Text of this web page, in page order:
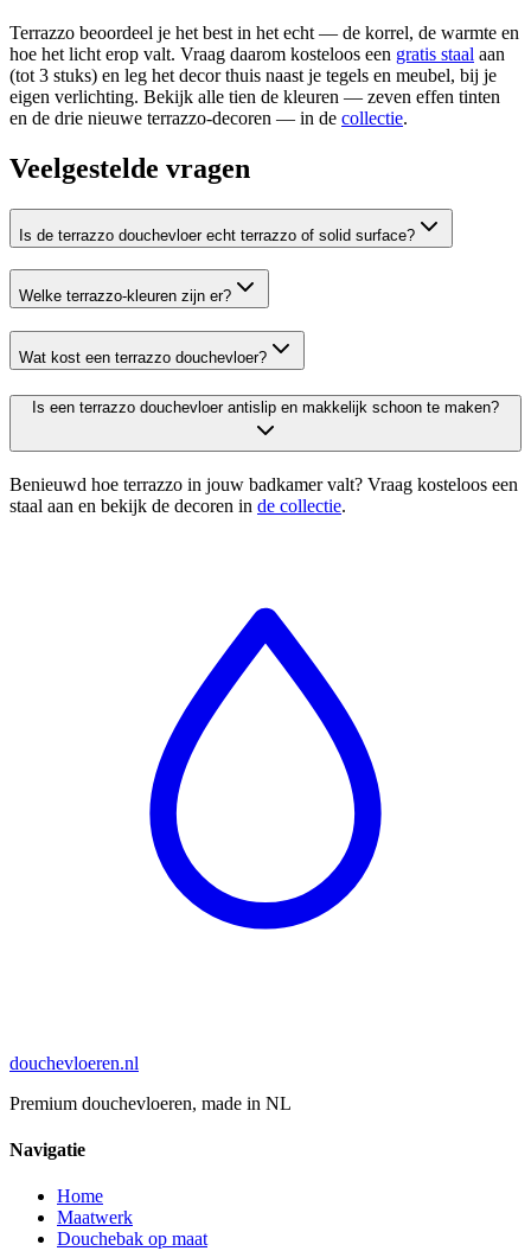
Terrazzo beoordeel je het best in het echt — de korrel, de warmte en
hoe het licht erop valt. Vraag daarom kosteloos een gratis staal aan
(tot 3 stuks) en leg het decor thuis naast je tegels en meubel, bij je
eigen verlichting. Bekijk alle tien de kleuren — zeven effen tinten
en de drie nieuwe terrazzo-decoren — in de collectie.
Veelgestelde vragen
Is de terrazzo douchevloer echt terrazzo of solid surface?
Welke terrazzo-kleuren zijn er?
Wat kost een terrazzo douchevloer?
Is een terrazzo douchevloer antislip en makkelijk schoon te maken?
Benieuwd hoe terrazzo in jouw badkamer valt? Vraag kosteloos een
staal aan en bekijk de decoren in de collectie.
douchevloeren.nl
Premium douchevloeren, made in NL
Navigatie
Home
Maatwerk
Douchebak op maat